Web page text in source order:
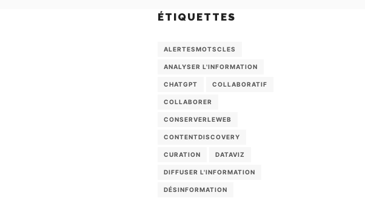
ÉTIQUETTES
ALERTESMOTSCLES
ANALYSER L'INFORMATION
CHATGPT COLLABORATIF
COLLABORER
CONSERVERLEWEB
CONTENTDISCOVERY
CURATION DATAVIZ
DIFFUSER L'INFORMATION
DÉSINFORMATION